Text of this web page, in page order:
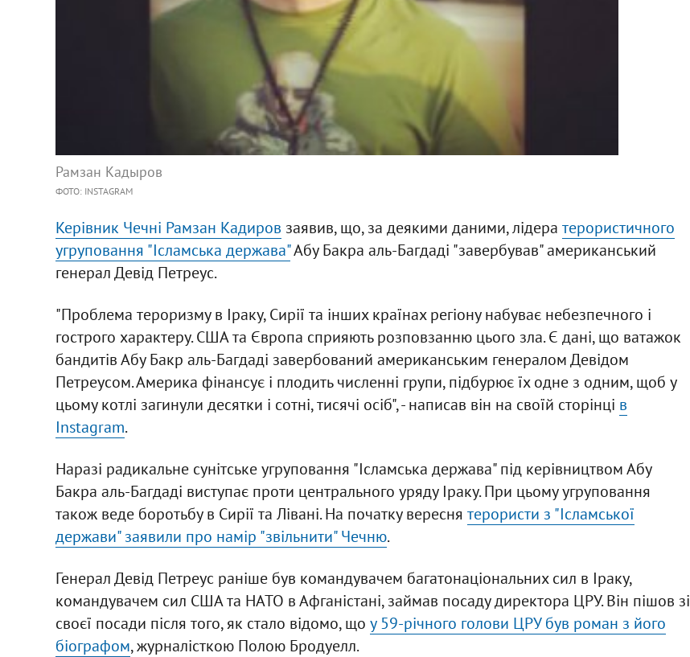
Рамзан Кадыров
ФОТО: INSTAGRAM
Керівник Чечні Рамзан Кадиров заявив, що, за деякими даними, лідера терористичного
угруповання "Ісламська держава"Абу Бакра аль-Багдаді "завербував" американський
генерал Девід Петреус.
"Проблема тероризму в Іраку, Сирії та інших країнах регіону набуває небезпечного і
гострого характеру. США та Європа сприяють розповзанню цього зла. Є дані, що ватажок
бандитів Абу Бакр аль-Багдаді завербований американським генералом Девідом
Петреусом. Америка фінансує і плодить численні групи, підбурює їх одне з одним, щоб у
цьому котлі загинули десятки і сотні, тисячі осіб", - написав він на своїй сторінці в
Instagram.
Наразі радикальне сунітське угруповання "Ісламська держава" під керівництвом Абу
Бакра аль-Багдаді виступає проти центрального уряду Іраку. При цьому угруповання
також веде боротьбу в Сирії та Лівані. На початку вересня терористи з "Ісламської
держави" заявили про намір "звільнити" Чечню.
Генерал Девід Петреус раніше був командувачем багатонаціональних сил в Іраку,
командувачем сил США та НАТО в Афганістані, займав посаду директора ЦРУ. Він пішов зі
своєї посади після того, як стало відомо, що у 59-річного голови ЦРУ був роман з його
біографом, журналісткою Полою Бродуелл.